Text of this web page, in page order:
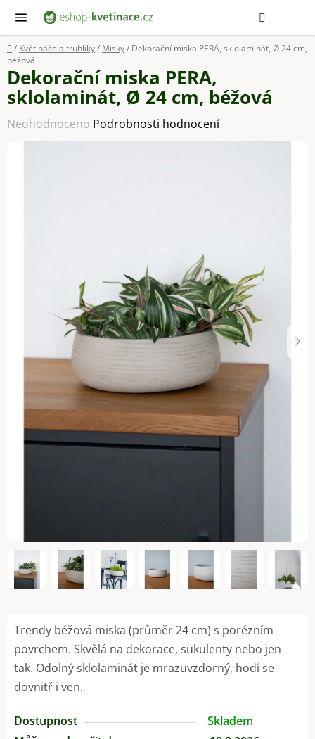
obsah
Domů
/ Květináče a truhlíky/ Misky/ Dekorační miska PERA, sklolaminát, Ø 24 cm,
béžová
Trendy béžová miska (průměr 24 cm) s porézním
povrchem. Skvělá na dekorace, sukulenty nebo jen
tak. Odolný sklolaminát je mrazuvzdorný, hodí se
dovnitř i ven.
Dostupnost
Skladem
Dekorační miska PERA,
sklolaminát, Ø 24 cm, béžová
Průměrné
hodnocení
Neohodnoceno Podrobnosti hodnocení